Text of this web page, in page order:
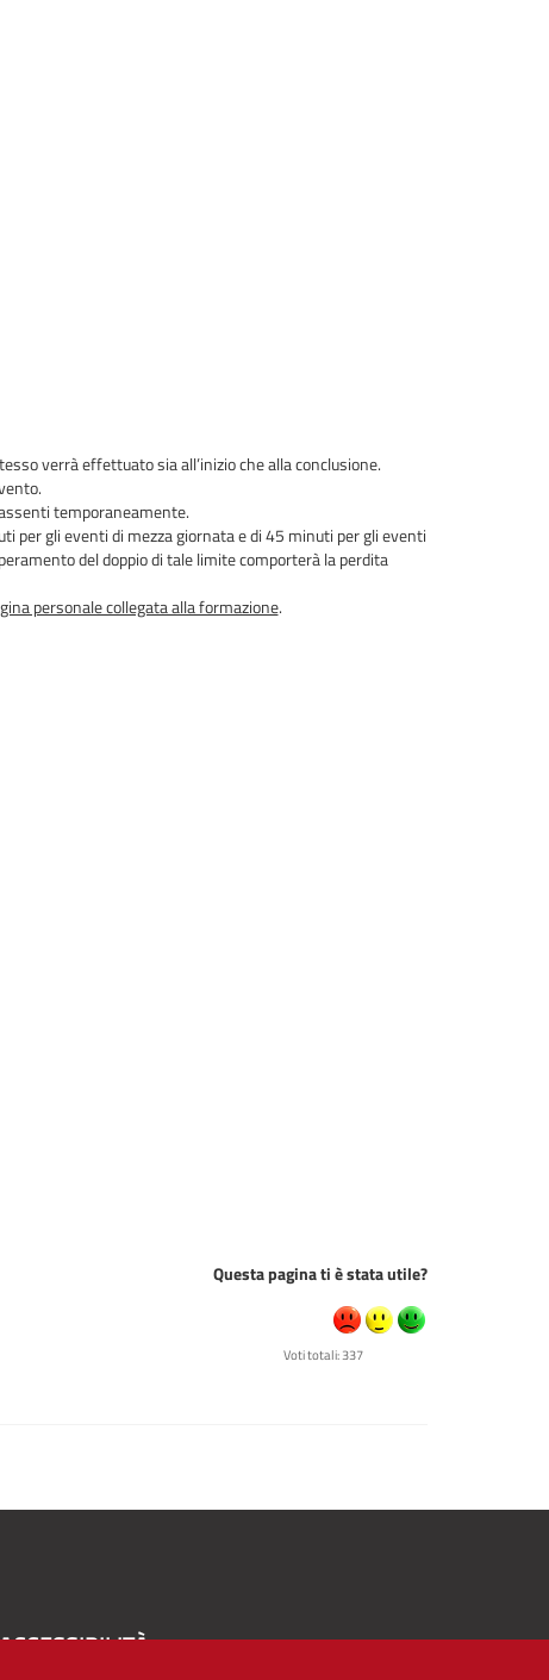
verrà effettuato sia all’inizio che alla conclusione.
temporaneamente.
per gli eventi di mezza giornata e di 45 minuti per gli eventi
del doppio di tale limite comporterà la perdita
personale collegata alla formazione.
Questa pagina ti è stata utile?
Voti totali: 337
ACCESSIBILITÀ